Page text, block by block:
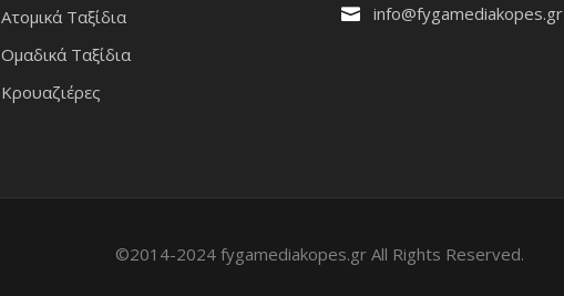
Ατομικά Ταξίδια
Ομαδικά Ταξίδια
Κρουαζιέρες
info@fygamediakopes.gr
©2014-2024 fygamediakopes.gr All Rights Reserved.